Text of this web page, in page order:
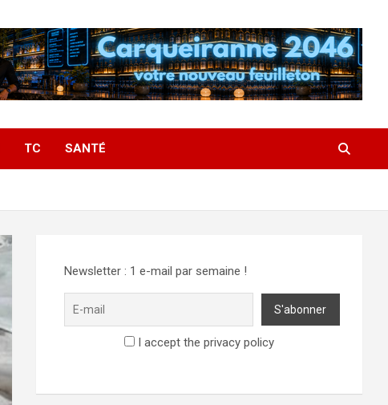
TC SANTÉ
Newsletter : 1 e-mail par semaine !
I accept the privacy policy